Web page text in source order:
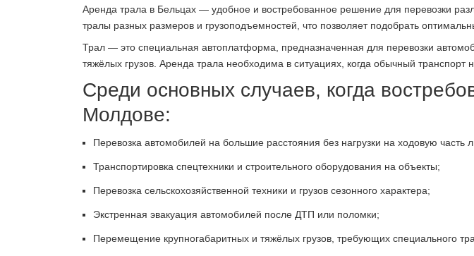
Аренда трала в Бельцах — удобное и востребованное решение для перевозки
тралы разных размеров и грузоподъемностей, что позволяет подобрать
Трал — это специальная автоплатформа, предназначенная для перевозки
тяжёлых грузов. Аренда трала необходима в ситуациях, когда обычный транспорт
Среди основных случаев, когда
Молдове:
Перевозка автомобилей на большие расстояния без нагрузки на ходовую часть
Транспортировка спецтехники и строительного оборудования на объекты;
Перевозка сельскохозяйственной техники и грузов сезонного характера;
Экстренная эвакуация автомобилей после ДТП или поломки;
Перемещение крупногабаритных и тяжёлых грузов, требующих специального